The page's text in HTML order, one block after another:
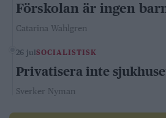
Förskolan är ingen
Catarina Wahlgren
26 julSOCIALISTISK
Privatisera inte
Sverker Nyman